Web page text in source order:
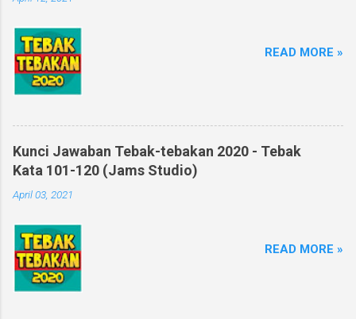
READ MORE »
Kunci Jawaban Tebak-tebakan 2020 - Tebak
Kata 101-120 (Jams Studio)
April 03, 2021
READ MORE »